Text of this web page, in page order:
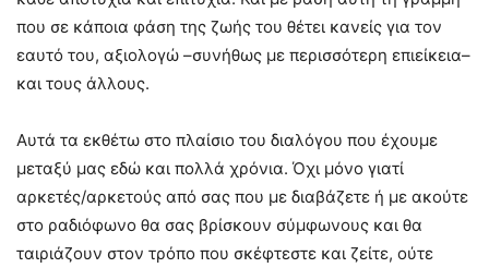
που σε κάποια φάση της ζωής του θέτει κανείς για τον
εαυτό του, αξιολογώ –συνήθως με περισσότερη επιείκεια–
και τους άλλους.
Αυτά τα εκθέτω στο πλαίσιο του διαλόγου που έχουμε
μεταξύ μας εδώ και πολλά χρόνια. Όχι μόνο γιατί
αρκετές/αρκετούς από σας που με διαβάζετε ή με ακούτε
στο ραδιόφωνο θα σας βρίσκουν σύμφωνους και θα
ταιριάζουν στον τρόπο που σκέφτεστε και ζείτε, ούτε